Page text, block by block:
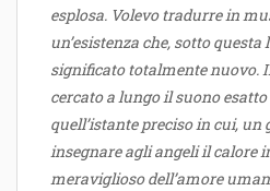
esplosa. Volevo tradurre in
un’esistenza che, sotto questa
significato totalmente nuovo.
cercato a lungo il suono
quell’istante preciso in cui, un
insegnare agli angeli il calore
meraviglioso dell’amore